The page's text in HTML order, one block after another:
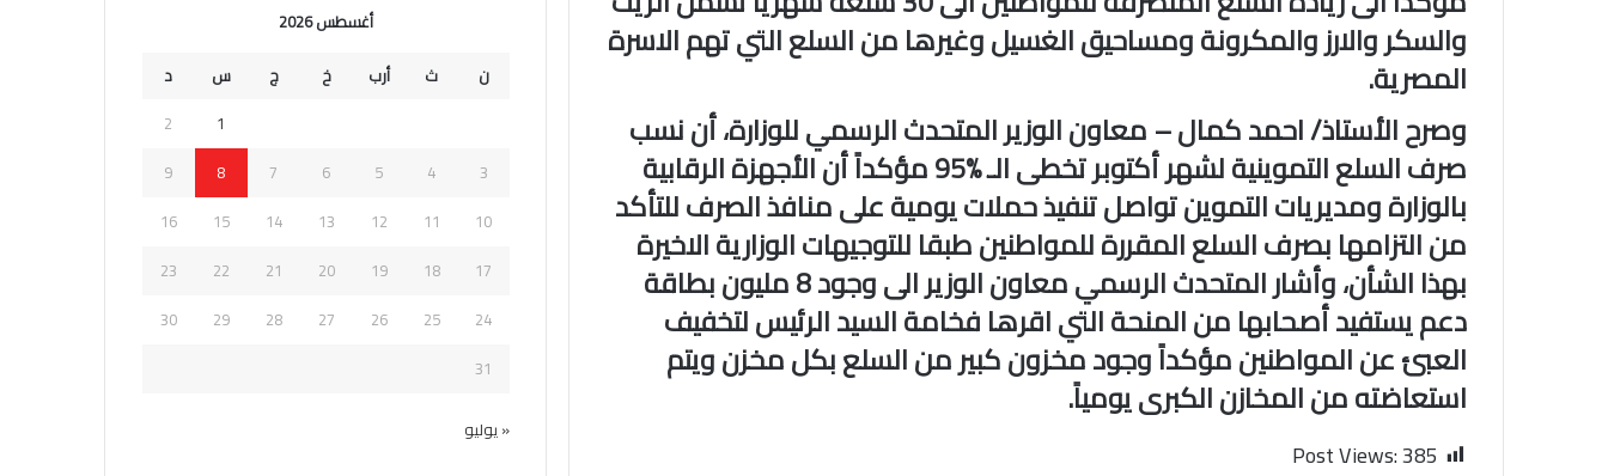
والسكر والارز ‏والمكرونة ومساحيق الغسيل وغيرها من السلع التي تهم الاسرة
‏المصرية.‏
وصرح الأستاذ/ احمد كمال – معاون الوزير المتحدث الرسمي ‏للوزارة، أن نسب
صرف السلع التموينية لشهر أكتوبر تخطى الـ ‏‏95% مؤكداً أن الأجهزة الرقابية
بالوزارة ومديريات التموين تواصل ‏تنفيذ حملات يومية على منافذ الصرف للتأكد
من التزامها بصرف ‏السلع المقررة للمواطنين طبقا للتوجيهات الوزارية الاخيرة
بهذا ‏الشأن، وأشار المتحدث الرسمي معاون الوزير الى وجود 8 مليون ‏بطاقة
دعم يستفيد أصحابها من المنحة التي اقرها فخامة السيد الرئيس ‏لتخفيف
العبئ عن المواطنين مؤكداً وجود مخزون كبير من السلع ‏بكل مخزن ويتم
استعاضته من المخازن الكبرى ‏يومياً. ‏
Post Views:385
أغسطس 2026
ن
ث أرب خ ج س
د
1
2
3
4
5
6
7
8
9
10
11
12
13
14
15
16
17
18
19
20
21
22
23
24
25
26
27
28
29
30
31
« يوليو